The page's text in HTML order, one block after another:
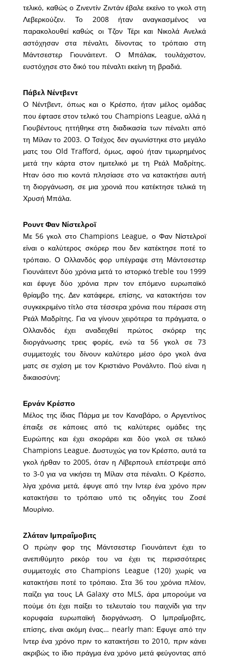
τελικό, καθώς ο Ζινεντίν Ζιντάν έβαλε εκείνο το γκολ στη
Λεβερκούζεν. Το 2008 ήταν αναγκασμένος να
παρακολουθεί καθώς οι Τζον Τέρι και Νικολά Ανελκά
αστόχησαν στα πέναλτι, δίνοντας το τρόπαιο στη
Μάντσεστερ Γιουνάιτεντ. Ο Μπάλακ, τουλάχιστον,
ευστόχησε στο δικό του πέναλτι εκείνη τη βραδιά.
Πάβελ Νέντβεντ
Ο Νέντβεντ, όπως και ο Κρέσπο, ήταν μέλος ομάδας
που έφτασε στον τελικό του Champions League, αλλά η
Γιουβέντους ηττήθηκε στη διαδικασία των πέναλτι από
τη Μίλαν το 2003. Ο Τσέχος δεν αγωνίστηκε στο μεγάλο
ματς του Old Trafford, όμως, αφού ήταν τιμωρημένος
μετά την κάρτα στον ημιτελικό με τη Ρεάλ Μαδρίτης.
Ηταν όσο πιο κοντά πλησίασε στο να κατακτήσει αυτή
τη διοργάνωση, σε μια χρονιά που κατέκτησε τελικά τη
Χρυσή Μπάλα.
Ρουντ Φαν Νίστελροϊ
Με 56 γκολ στο Champions League, ο Φαν Νίστελροϊ
είναι ο καλύτερος σκόρερ που δεν κατέκτησε ποτέ το
τρόπαιο. Ο Ολλανδός φορ υπέγραψε στη Μάντσεστερ
Γιουνάιτεντ δύο χρόνια μετά το ιστορικό treble του 1999
και έφυγε δύο χρόνια πριν τον επόμενο ευρωπαϊκό
θρίαμβο της. Δεν κατάφερε, επίσης, να κατακτήσει τον
συγκεκριμένο τίτλο στα τέσσερα χρόνια που πέρασε στη
Ρεάλ Μαδρίτης. Για να γίνουν χειρότερα τα πράγματα, ο
Ολλανδός έχει αναδειχθεί πρώτος σκόρερ της
διοργάνωσης τρεις φορές, ενώ τα 56 γκολ σε 73
συμμετοχές του δίνουν καλύτερο μέσο όρο γκολ άνα
ματς σε σχέση με τον Κριστιάνο Ρονάλντο. Πού είναι η
δικαιοσύνη;
Ερνάν Κρέσπο
Μέλος της ίδιας Πάρμα με τον Καναβάρο, ο Αργεντίνος
έπαιξε σε κάποιες από τις καλύτερες ομάδες της
Ευρώπης και έχει σκοράρει και δύο γκολ σε τελικό
Champions League. Δυστυχώς για τον Κρέσπο, αυτά τα
γκολ ήρθαν το 2005, όταν η Λίβερπουλ επέστρεψε από
το 3-0 για να νικήσει τη Μίλαν στα πέναλτι. Ο Κρέσπο,
λίγα χρόνια μετά, έφυγε από την Ιντερ ένα χρόνο πριν
κατακτήσει το τρόπαιο υπό τις οδηγίες του Ζοσέ
Μουρίνιο.
Ζλάταν Ιμπραΐμοβιτς
Ο πρώην φορ της Μάντσεστερ Γιουνάιτεντ έχει το
ανεπιθύμητο ρεκόρ του να έχει τις περισσότερες
συμμετοχές στο Champions League (120) χωρίς να
κατακτήσει ποτέ το τρόπαιο. Στα 36 του χρόνια πλέον,
παίζει για τους LA Galaxy στο MLS, άρα μπορούμε να
πούμε ότι έχει παίξει το τελευταίο του παιχνίδι για την
κορυφαία ευρωπαϊκή διοργάνωση. Ο Ιμπραΐμοβιτς,
επίσης, είναι ακόμη ένας… nearly man: Εφυγε από την
Ιντερ ένα χρόνο πριν το κατακτήσει το 2010, πριν κάνει
ακριβώς το ίδιο πράγμα ένα χρόνο μετά φεύγοντας από